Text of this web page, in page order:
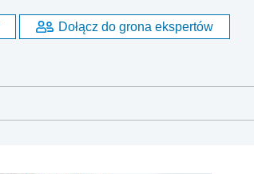
Dołącz do grona ekspertów